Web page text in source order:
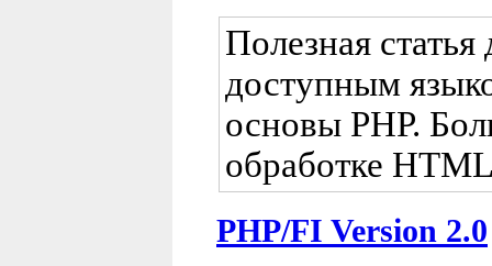
Полезная
доступным
основы PHP.
обработке
PHP/FI Version 2.0